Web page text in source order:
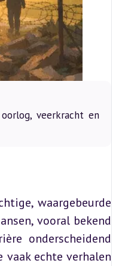
veerkracht en
waargebeurde
vooral bekend
onderscheidend
echte verhalen